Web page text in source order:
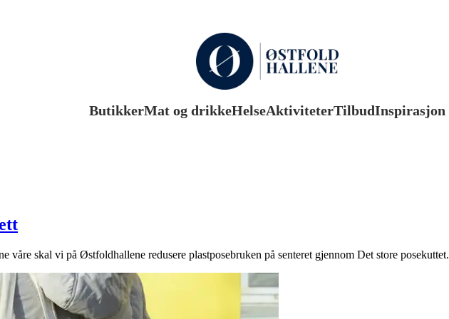
ButikkerMat og drikkeHelseAktiviteterTilbudInspirasjon
våre skal vi på Østfoldhallene redusere plastposebruken på senteret gjennom Det store posekuttet.